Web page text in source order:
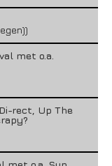
met o.a.
rect, Up The